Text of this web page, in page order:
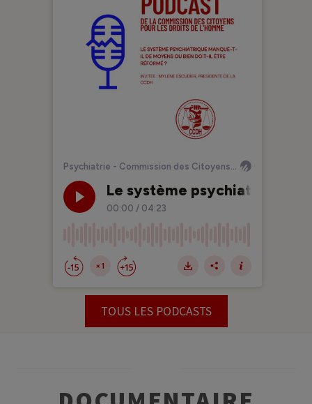
TOUS LES PODCASTS